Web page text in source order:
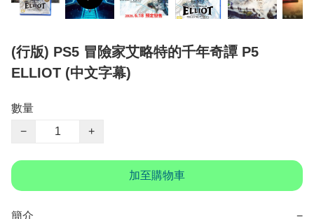
(行版) PS5 冒險家艾略特的千年奇譚 P5
ELLIOT (中文字幕)
數量
−
+
加至購物車
簡介 −